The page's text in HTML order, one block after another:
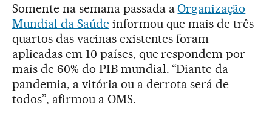
Somente na semana passada a Organização
Mundial da Saúdeinformou que mais de três
quartos das vacinas existentes foram
aplicadas em 10 países, que respondem por
mais de 60% do PIB mundial. “Diante da
pandemia, a vitória ou a derrota será de
todos”, afirmou a OMS.